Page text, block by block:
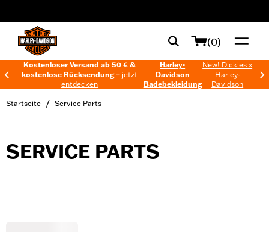
(0)
Kostenloser Versand ab 50 € &
kostenlose Rücksendung – jetzt
entdecken
Harley-
Davidson
Badebekleidung
New! Dickies x
Harley-
Davidson
Startseite / Service Parts
SERVICE PARTS